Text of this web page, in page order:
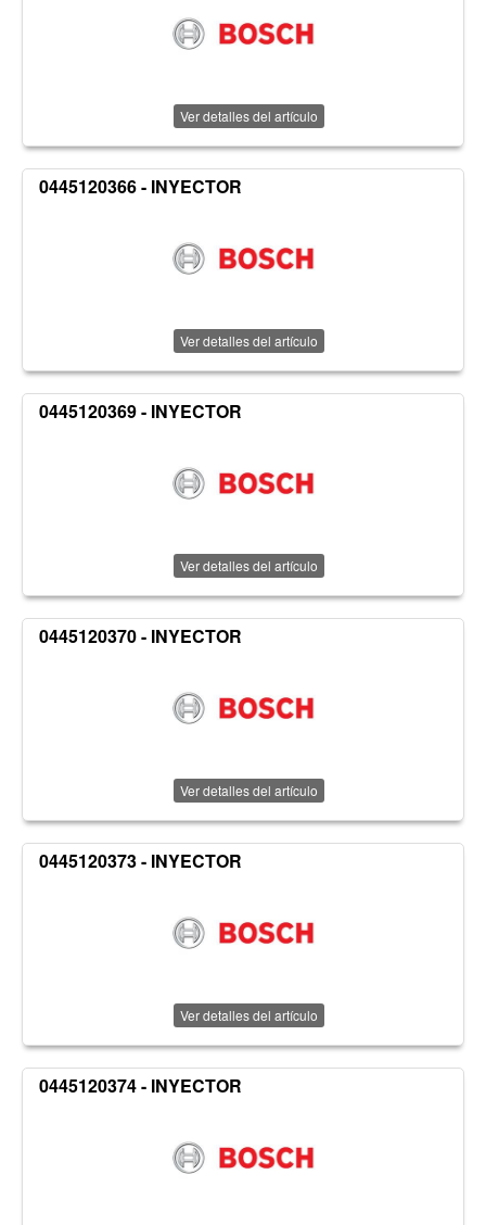
Ver detalles del artículo
0445120366 - INYECTOR
Ver detalles del artículo
0445120369 - INYECTOR
Ver detalles del artículo
0445120370 - INYECTOR
Ver detalles del artículo
0445120373 - INYECTOR
Ver detalles del artículo
0445120374 - INYECTOR